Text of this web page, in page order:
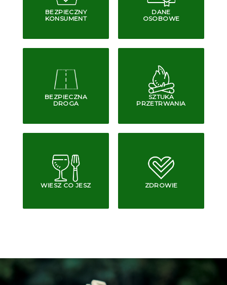
BEZPIECZNY
KONSUMENT
DANE
OSOBOWE
BEZPIECZNA
DROGA
SZTUKA
PRZETRWANIA
WIESZ CO JESZ ZDROWIE